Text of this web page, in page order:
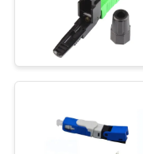
SOÁT
CHẤT
LƯỢNG
WiFi